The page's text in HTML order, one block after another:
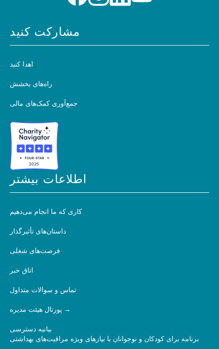
مشارکت کنید
اهدا کنید
راه‌های بخشش
جمع‌آوری کمک‌های مالی
اطلاعات بیشتر
کاری که ما انجام می‌دهیم
داستان‌های تأثیرگذار
فرصت‌های شغلی
اتاق خبر
تماس و سوالات متداول
پورتال هیئت مدیره
بیانیه دسترسی
برنامه برای کودکان و نوجوانان با نیازهای ویژه مراقبت‌های بهداشتی